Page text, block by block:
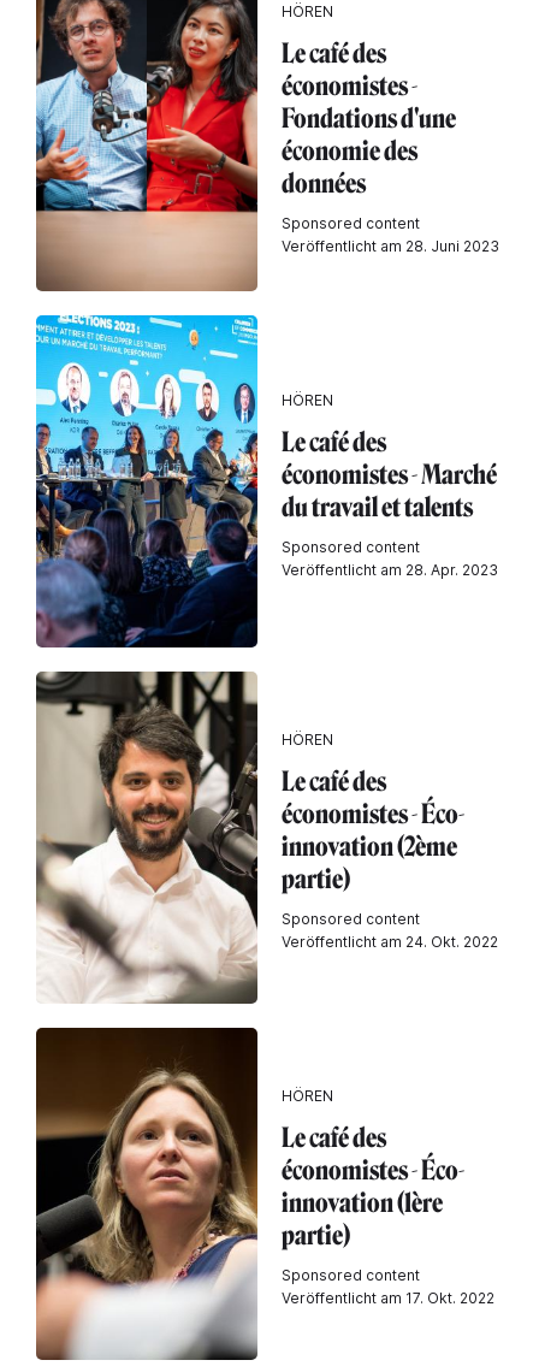
HÖREN
Le café des
économistes -
Fondations d'une
économie des
données
Sponsored content
Veröffentlicht am 28. Juni 2023
HÖREN
Le café des
économistes - Marché
du travail et talents
Sponsored content
Veröffentlicht am 28. Apr. 2023
HÖREN
Le café des
économistes - Éco-
innovation (2ème
partie)
Sponsored content
Veröffentlicht am 24. Okt. 2022
HÖREN
Le café des
économistes - Éco-
innovation (1ère
partie)
Sponsored content
Veröffentlicht am 17. Okt. 2022